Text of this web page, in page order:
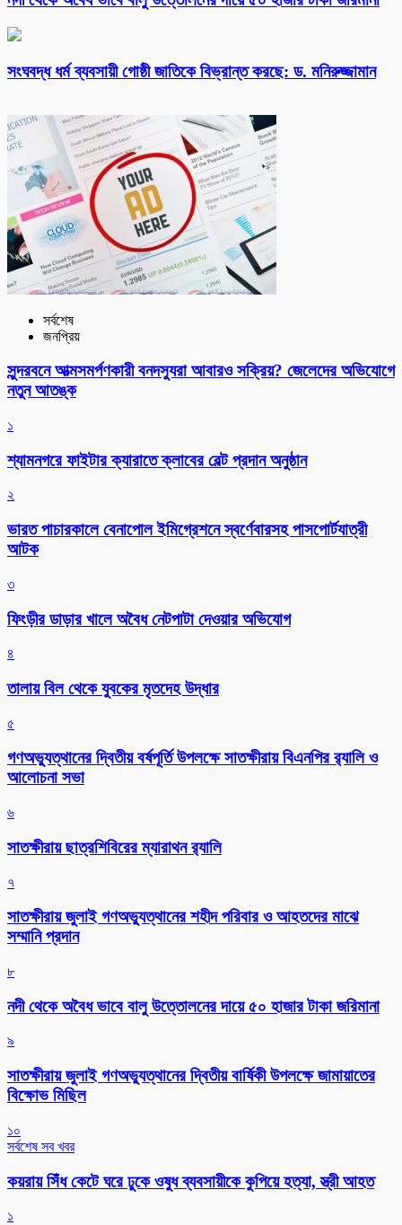
সংঘবদ্ধ ধর্ম ব্যবসায়ী গোষ্ঠী জাতিকে বিভ্রান্ত করছে: ড. মনিরুজ্জামান
সর্বশেষ
জনপ্রিয়
সুন্দরবনে আত্মসমর্পণকারী বনদস্যুরা আবারও সক্রিয়? জেলেদের অভিযোগে
নতুন আতঙ্ক
১
শ্যামনগরে ফাইটার ক্যারাতে ক্লাবের বেল্ট প্রদান অনুষ্ঠান
২
ভারত পাচারকালে বেনাপোল ইমিগ্রেশনে স্বর্ণেবারসহ পাসপোর্টযাত্রী
আটক
৩
ফিংড়ীর ডাড়ার খালে অবৈধ নেটপাটা দেওয়ার অভিযোগ
৪
তালায় বিল থেকে যুবকের মৃতদেহ উদ্ধার
৫
গণঅভ্যুত্থানের দ্বিতীয় বর্ষপূর্তি উপলক্ষে সাতক্ষীরায় বিএনপির র‌্যালি ও
আলোচনা সভা
৬
সাতক্ষীরায় ছাত্রশিবিরের ম্যারাথন র‌্যালি
৭
সাতক্ষীরায় জুলাই গণঅভ্যুত্থানের শহীদ পরিবার ও আহতদের মাঝে
সম্মানি প্রদান
৮
নদী থেকে অবৈধ ভাবে বালু উত্তোলনের দায়ে ৫০ হাজার টাকা জরিমানা
৯
সাতক্ষীরায় জুলাই গণঅভ্যুত্থানের দ্বিতীয় বার্ষিকী উপলক্ষে জামায়াতের
বিক্ষোভ মিছিল
১০
সর্বশেষ সব খবর
কয়রায় সিঁধ কেটে ঘরে ঢুকে ওষুধ ব্যবসায়ীকে কুপিয়ে হত্যা, স্ত্রী আহত
১